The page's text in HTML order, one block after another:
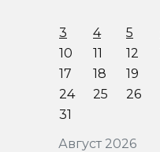
Август 2026
3
4 5
10
11 12
17
18 19
24
25 26
31